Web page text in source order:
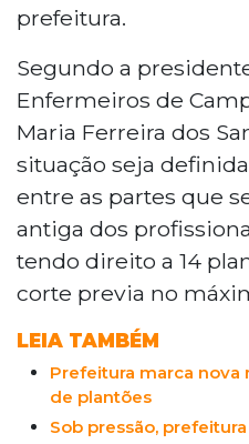
prefeitura.
Segundo a
Enfermeiros de
Maria Ferreira dos
situação seja
entre as partes que
antiga dos
tendo direito a 14
corte previa no
LEIA TAMBÉM
Prefeitura marca nova
de plantões
Sob pressão,